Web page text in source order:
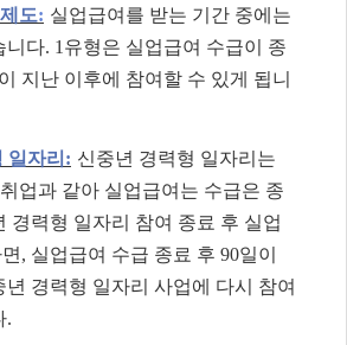
도: 실업급여를 받는 기간 중에는
니다. 1 유형은 실업급여 수급이 종
지난 이후에 참여할 수 있게 됩니
일자리 : 신중년 경력형 일자리는
업과 같아 실업급여는 수급은 종
경력형 일자리 참여 종료 후 실업
, 실업급여 수급 종료 후 90일이
년 경력형 일자리 사업에 다시 참여
.